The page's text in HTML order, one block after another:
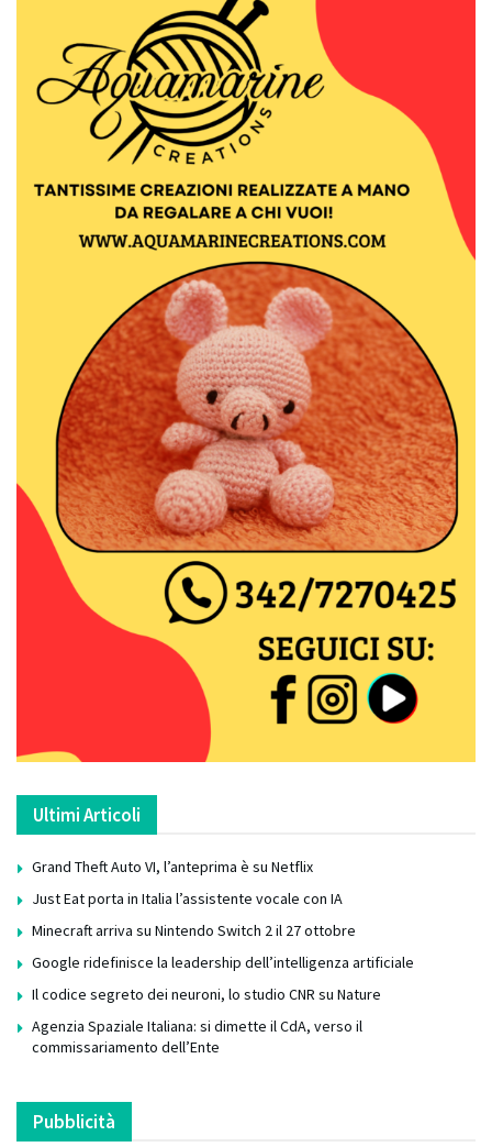
Ultimi Articoli
Grand Theft Auto VI, l’anteprima è su Netflix
Just Eat porta in Italia l’assistente vocale con IA
Minecraft arriva su Nintendo Switch 2 il 27 ottobre
Google ridefinisce la leadership dell’intelligenza artificiale
Il codice segreto dei neuroni, lo studio CNR su Nature
Agenzia Spaziale Italiana: si dimette il CdA, verso il
commissariamento dell’Ente
Pubblicità